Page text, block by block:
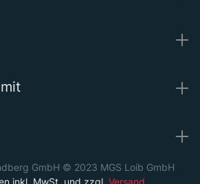
GmbH © 2023 MGS Loib GmbH